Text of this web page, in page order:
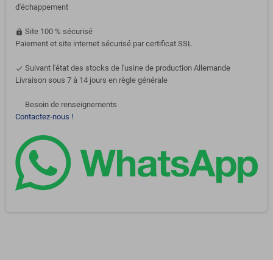
d'échappement
https Site 100 % sécurisé
Paiement et site internet sécurisé par certificat SSL
done Suivant l'état des stocks de l'usine de production Allemande
Livraison sous 7 à 14 jours en règle générale
support-agent
Besoin de renseignements
Contactez-nous !